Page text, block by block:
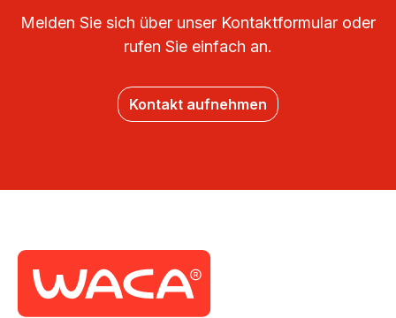
Melden Sie sich über unser Kontaktformular oder
rufen Sie einfach an.
Kontakt aufnehmen